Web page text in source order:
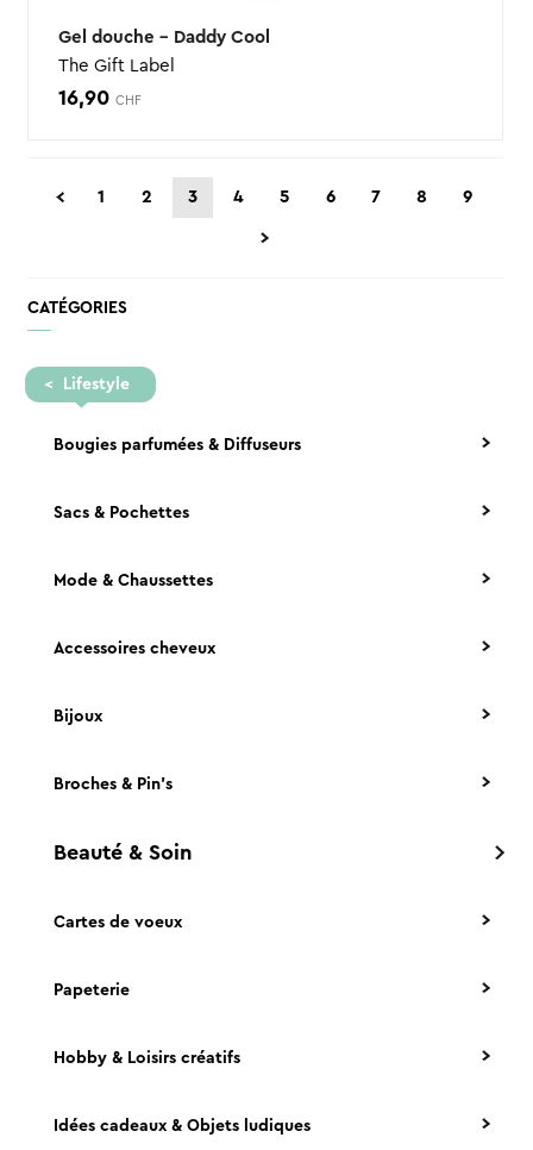
Gel douche – Daddy Cool
The Gift Label
16,90 CHF
1 2 3 4 5 6 7 8 9
CATÉGORIES
Lifestyle
Bougies parfumées & Diffuseurs
Sacs & Pochettes
Mode & Chaussettes
Accessoires cheveux
Bijoux
Broches & Pin's
Beauté & Soin
Cartes de voeux
Papeterie
Hobby & Loisirs créatifs
Idées cadeaux & Objets ludiques